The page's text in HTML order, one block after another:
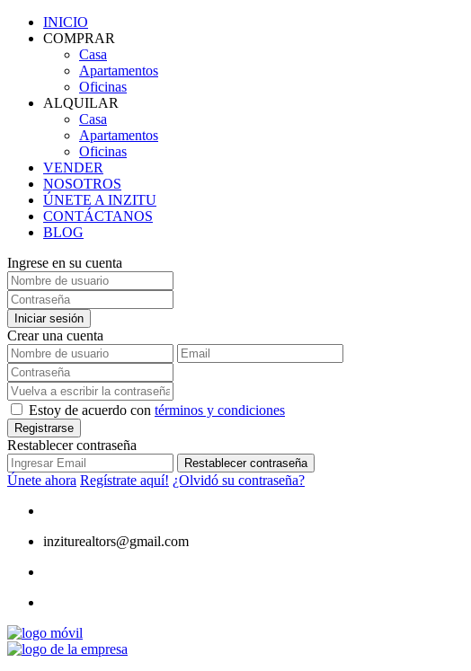
INICIO
COMPRAR
Casa
Apartamentos
Oficinas
ALQUILAR
Casa
Apartamentos
Oficinas
VENDER
NOSOTROS
ÚNETE A INZITU
CONTÁCTANOS
BLOG
Ingrese en su cuenta
Iniciar sesión
Crear una cuenta
Estoy de acuerdo con términos y condiciones
Registrarse
Restablecer contraseña
Restablecer contraseña
Únete ahora Regístrate aquí! ¿Olvidó su contraseña?
inziturealtors@gmail.com